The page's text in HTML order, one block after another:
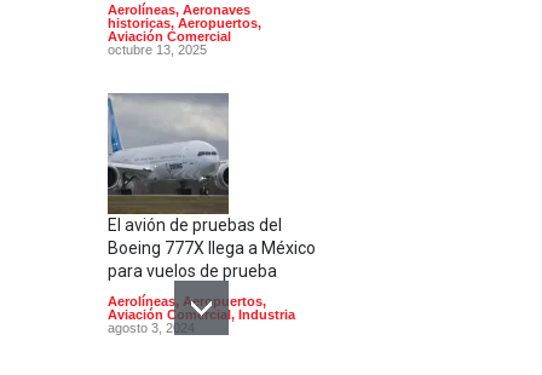
Aerolíneas, Aeronaves
historicas, Aeropuertos,
Aviación Comercial
octubre 13, 2025
El avión de pruebas del
Boeing 777X llega a México
para vuelos de prueba
Aerolíneas, Aeropuertos,
Aviación Comercial, Industria
agosto 3, 2024